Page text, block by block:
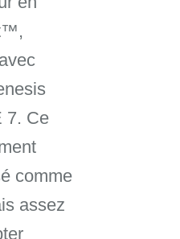
7. Ce
comme
assez